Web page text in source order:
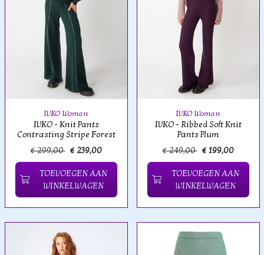
IVKO Woman
IVKO - Knit Pants
Contrasting Stripe Forest
€ 299,00 € 239,00
TOEVOEGEN AAN
WINKELWAGEN
IVKO Woman
IVKO - Ribbed Soft Knit
Pants Plum
€ 249,00 € 199,00
TOEVOEGEN AAN
WINKELWAGEN